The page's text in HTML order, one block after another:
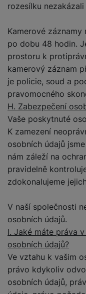
rozesílku
Kamerové
po dobu 48 hodin.
prostoru k
kamerový záznam
je policie, soud a
pravomocného
H. Zabezpečení
Vaše poskytnuté
K zamezení
osobních údajů
nám záleží na
pravidelně
zdokonalujeme
V naší společnosti
osobních údajů.
I. Jaké máte práva
osobních údajů?
Ve vztahu k vašim
právo kdykoliv
osobních údajů,